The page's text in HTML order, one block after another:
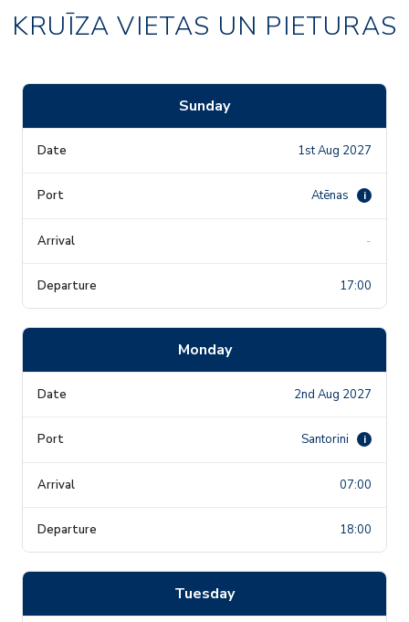
KRUĪZA VIETAS UN PIETURAS
Sunday
1st Aug 2027
Atēnas i
-
17:00
Monday
2nd Aug 2027
Santorini i
07:00
18:00
Tuesday